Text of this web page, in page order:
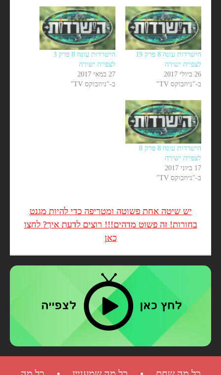
הישרדות עונה 8 פרק 19
לצפייה ישירה
26 ביולי 2017
ב-"ניוזבוקס TV"
הישרדות עונה 8 פרק 3
לצפייה ישירה
27 במאי 2017
ב-"ניוזבוקס TV"
הישרדות עונה 8 פרק 8
לצפייה ישירה
17 ביוני 2017
ב-"ניוזבוקס TV"
יש שיטה אחת פשוטה ומטריפה כדי להיות מגנט
בחורות! זה פשוט מדהים!!! רוצים לדעת איך? לחצו
כאן